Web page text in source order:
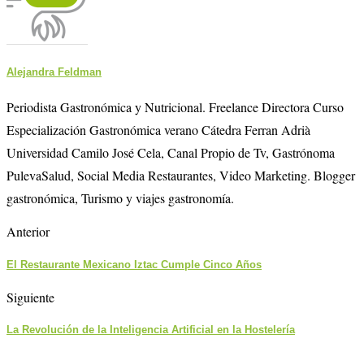
Alejandra Feldman
Periodista Gastronómica y Nutricional. Freelance Directora Curso
Especialización Gastronómica verano Cátedra Ferran Adrià
Universidad Camilo José Cela, Canal Propio de Tv, Gastrónoma
PulevaSalud, Social Media Restaurantes, Video Marketing. Blogger
gastronómica, Turismo y viajes gastronomía.
Anterior
El Restaurante Mexicano Iztac Cumple Cinco Años
Siguiente
La Revolución de la Inteligencia Artificial en la Hostelería